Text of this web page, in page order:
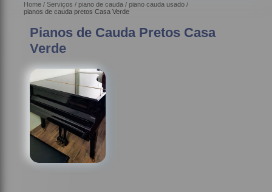
Home Serviços piano de cauda
piano cauda usado
pianos de cauda pretos Casa Verde
Pianos de Cauda Pretos Casa
Verde